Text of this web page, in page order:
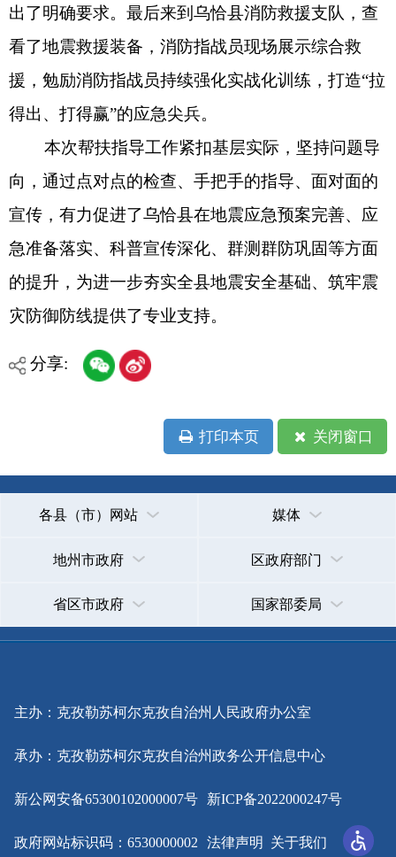
灾防御防线提供了专业支持。
分享:
打印本页
各县（市）网站 媒体
地州市政府 区政府部门
省区市政府 国家部委局
承办：克孜勒苏柯尔克孜自治州政务公开信息中心
政府网站标识码：6530000002 法律声明 关于我们